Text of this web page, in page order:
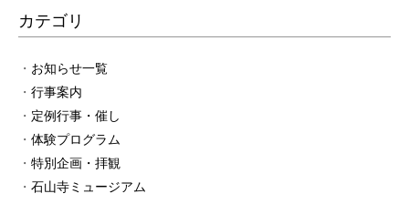
カテゴリ
お知らせ一覧
行事案内
定例行事・催し
体験プログラム
特別企画・拝観
石山寺ミュージアム